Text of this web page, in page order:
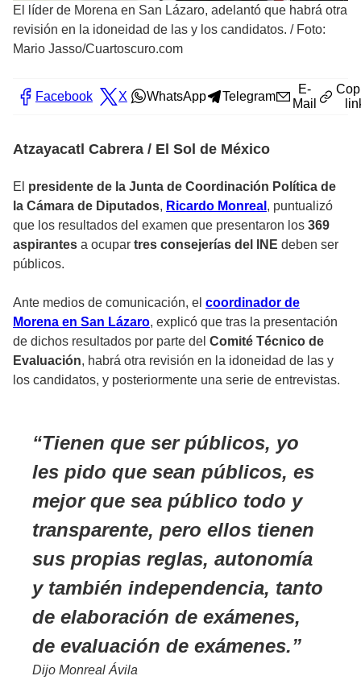
El líder de Morena en San Lázaro, adelantó que habrá otra
revisión en la idoneidad de las y los candidatos. / Foto:
Mario Jasso/Cuartoscuro.com
Facebook X WhatsApp Telegram
E-
Mail
Atzayacatl Cabrera / El Sol de México
El presidente de la Junta de Coordinación Política de
la Cámara de Diputados, Ricardo Monreal , puntualizó
que los resultados del examen que presentaron los 369
aspirantes a ocupar tres consejerías del INE deben ser
públicos.
Ante medios de comunicación, el coordinador de
Morena en San Lázaro, explicó que tras la presentación
de dichos resultados por parte del Comité Técnico de
Evaluación, habrá otra revisión en la idoneidad de las y
los candidatos, y posteriormente una serie de entrevistas.
Tienen que ser públicos, yo
les pido que sean públicos, es
mejor que sea público todo y
transparente, pero ellos tienen
sus propias reglas, autonomía
y también independencia, tanto
de elaboración de exámenes,
de evaluación de exámenes.
Dijo Monreal Ávila